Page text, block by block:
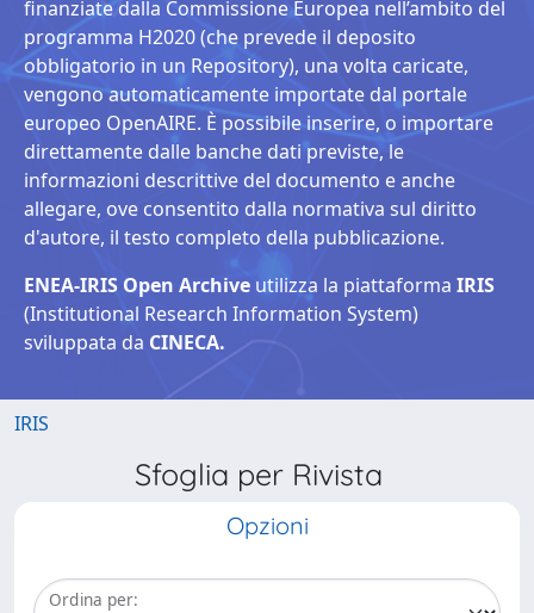
finanziate dalla Commissione Europea nell’ambito del
programma H2020 (che prevede il deposito
obbligatorio in un Repository), una volta caricate,
vengono automaticamente importate dal portale
europeo OpenAIRE. È possibile inserire, o importare
direttamente dalle banche dati previste, le
informazioni descrittive del documento e anche
allegare, ove consentito dalla normativa sul diritto
d'autore, il testo completo della pubblicazione.
ENEA-IRIS Open Archive utilizza la piattaforma IRIS
(Institutional Research Information System)
sviluppata da CINECA.
IRIS
Sfoglia per Rivista
Opzioni
Ordina per: